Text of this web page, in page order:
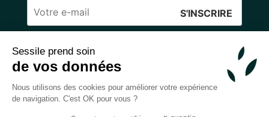
Sessile prend soin
de vos données
Nous utilisons des cookies pour améliorer votre expérience
de navigation. C'est OK pour vous ?
Veuillez
ce
champ
4.4 /5 ⭐ | 120 000+ bouquets livrés |
Achats 100% sécurisés